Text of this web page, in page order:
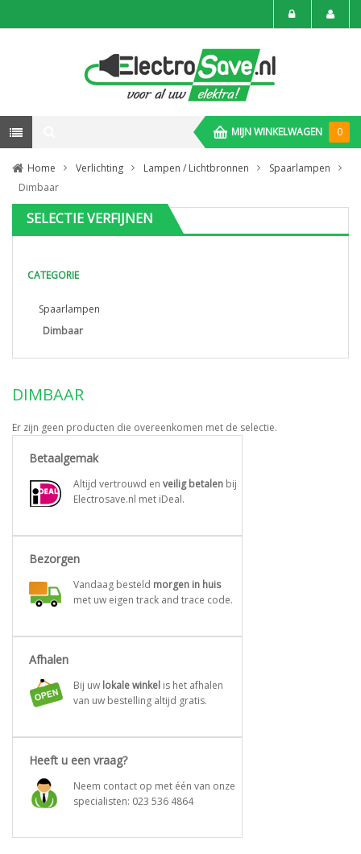
MIJN WINKELWAGEN 0
Home Verlichting Lampen / Lichtbronnen
Spaarlampen
Dimbaar
SELECTIE VERFIJNEN
CATEGORIE
Spaarlampen
Dimbaar
DIMBAAR
Er zijn geen producten die overeenkomen met de selectie.
Betaalgemak
Altijd vertrouwd en veilig betalen bij
Electrosave.nl met iDeal.
Bezorgen
Vandaag besteld morgen in huis
met uw eigen track and trace code.
Afhalen
Bij uw lokale winkel is het afhalen
van uw bestelling altijd gratis.
Heeft u een vraag?
Neem contact op met één van onze
specialisten: 023 536 4864